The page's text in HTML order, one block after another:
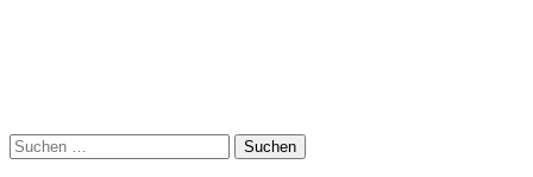
Suchen
nach: